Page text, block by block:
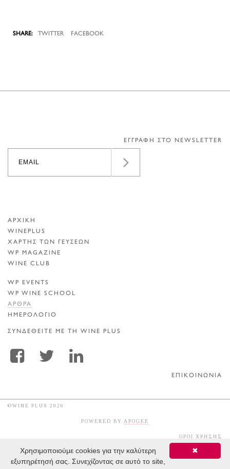
TWITTER FACEBOOK
ΕΓΓΡΑΦΗ ΣΤΟ NEWSLETTER
ΑΡΧΙΚΗ
WINEPLUS
ΧΑΡΤΗΣ ΤΩΝ ΓΕΥΣΕΩΝ
WP MAGAZINE
WINE CLUB
WP EVENTS
WP WINE SCHOOL
ΑΡΘΡΑ
ΗΜΕΡΟΛΟΓΙΟ
ΣΥΝΔΕΘΕΙΤΕ ΜΕ ΤΗ WINE PLUS
ΕΠΙΚΟΙΝΩΝΙΑ
©WINE PLUS 2026
POWERED BY APOGEE
ΟΡΟΙ ΧΡΗΣΗΣ
✖
Χρησιμοποιούμε cookies για την καλύτερη
εξυπηρέτησή σας. Συνεχίζοντας σε αυτό το site,